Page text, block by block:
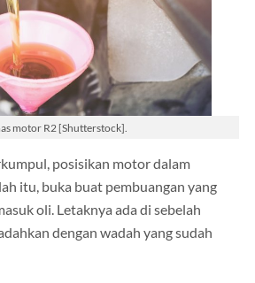
motor R2 [Shutterstock].
posisikan motor dalam
itu, buka buat pembuangan yang
oli. Letaknya ada di sebelah
dengan wadah yang sudah